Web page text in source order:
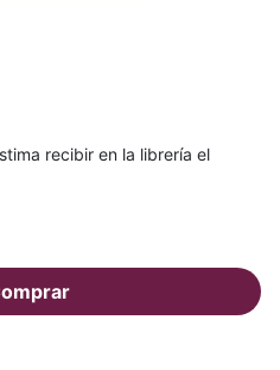
recibir en la librería el